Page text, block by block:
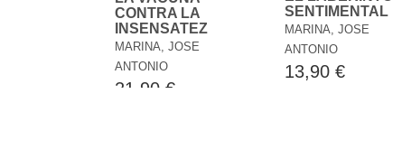
CONTRA LA
INSENSATEZ
MARINA, JOSE
ANTONIO
21,90 €
SENTIMENTAL
MARINA, JOSE
ANTONIO
13,90 €